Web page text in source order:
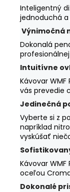
Inteligentný
jednoduchá a
Výnimočná
Dokonalá
Intuitívne
Kávovar
vás prevedie
Jedinečná
Vyberte si z
napríklad
vyskúšať
Kávovar
oceľou
Dokonalé